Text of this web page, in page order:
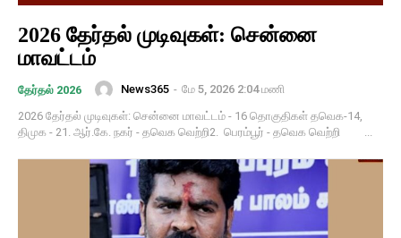
2026 தேர்தல் முடிவுகள்: சென்னை
மாவட்டம்
தேர்தல் 2026 News365 - மே 5, 2026 2:04 மணி
2026 தேர்தல் முடிவுகள்: சென்னை மாவட்டம் - 16 தொகுதிகள் தவெக-14,
திமுக - 21. ஆர்.கே. நகர் - தவெக வெற்றி2. பெரம்பூர் - தவெக வெற்றி ...